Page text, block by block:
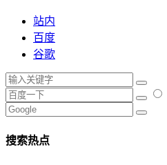
站内
百度
谷歌
搜索热点